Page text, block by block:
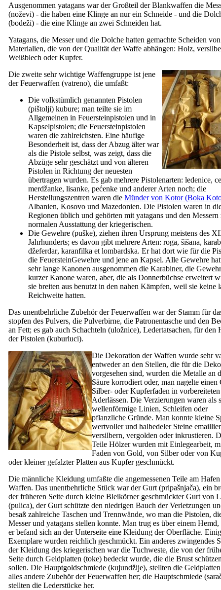
Ausgenommen yatagans war der Großteil der Blankwaffen die
(noževi) - die haben eine Klinge an nur ein Schneide - und die
(bodeži) - die eine Klinge an zwei Schneiden hat.
Yatagans, die Messer und die Dolche hatten gemachte Scheiden von
Materialien, die von der Qualität der Waffe abhängen: Holz,
Weißblech oder Kupfer.
Die zweite sehr wichtige Waffengruppe ist jene
der Feuerwaffen (vatreno), die umfaßt:
Die volkstümlich genannten Pistolen
(pištolji) kubure; man teilte sie im
Allgemeinen in Feuersteinpistolen und in
Kapselpistolen; die Feuersteinpistolen
waren die zahlreichsten. Eine häufige
Besonderheit ist, dass der Abzug älter war
als die Pistole selbst, was zeigt, dass die
Abzüge sehr geschätzt und von älteren
Pistolen in Richtung der neuesten
übertragen wurden. Es gab mehrere Pistolenarten: ledenice,
merdžanke, lisanke, pećenke und anderer Arten noch; die
Herstellungszentren waren die Münder von Kotor (Boka
Albanien, Kosovo und Mazedonien. Die Pistolen waren in
Regionen üblich und gehörten mit yatagans und den Messern
normalen Ausstattung der kriegerischen.
Die Gewehre (puške), ziehen ihren Ursprung meistens des
Jahrhunderts; es davon gibt mehrere Arten: roga, šišana,
džeferdar, karanfilka et lombardska. Er hat dort wie für die
die FeuersteinGewehre und jene an Kapsel. Alle Gewehre
sehr lange Kanonen ausgenommen die Karabiner, die
kurzer Kanone waren, aber, die als Donnerbüchse erweitert
sie breiten aus benutzt in den nahen Kämpfen, weil sie keine
Reichweite hatten.
Das unentbehrliche Zubehör der Feuerwaffen war der Stamm für
stopfen des Pulvers, die Pulverbirne, die Patronentasche und den
an Fett; es gab auch Schachteln (uložnice), Ledertatsachen, für den
der Pistolen (kuburluci).
Die Dekoration der Waffen wurde sehr
entweder an den Stellen, die für die
vorgesehen sind, wurden die Metalle an
Säure korrodiert oder, man nagelte einen
Silber- oder Kupferfaden in vorbereiteten
Aderlässen. Die Verzierungen waren als
wellenförmige Linien, Schleifen oder
pflanzliche Gründe. Man konnte kleine
wertvoller und halbedeler Steine
versilbern, vergolden oder inkrustieren.
Teile Hölzer wurden mit Einlegearbeit,
Faden von Gold, von Silber oder von
oder kleiner gefalzter Platten aus Kupfer geschmückt.
Die männliche Kleidung umfaßte die angemessenen Teile am
Waffen. Das unentbehrliche Stück war der Gurt (pripašnjača), ein
der früheren Seite durch kleine Bleikörner geschmückter Gurt von
(pulica), der Gurt schützte den niedrigen Bauch der Verletzungen
besaß zahlreiche Taschen und Trennwände, wo man die Pistolen,
Messer und yatagans stellen konnte. Man trug es über einem Hemd,
er befand sich an der Unterseite eine Kleidung der Oberfläche.
Exemplare wurden reichlich geschmückt. Ein anderes zwingendes
der Kleidung des kriegerischen war die Tuchweste, die von der
Seite durch Geldplatten (toke) bedeckt wurde, die die Brust
sollen. Die Hauptgoldschmiede (kujundžije), stellten die
alles andere Zubehör der Feuerwaffen her; die Hauptschmiede (
stellten die Lederstücke her.